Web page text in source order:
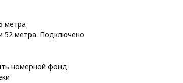
метра
52 метра. Подключено
номерной фонд.